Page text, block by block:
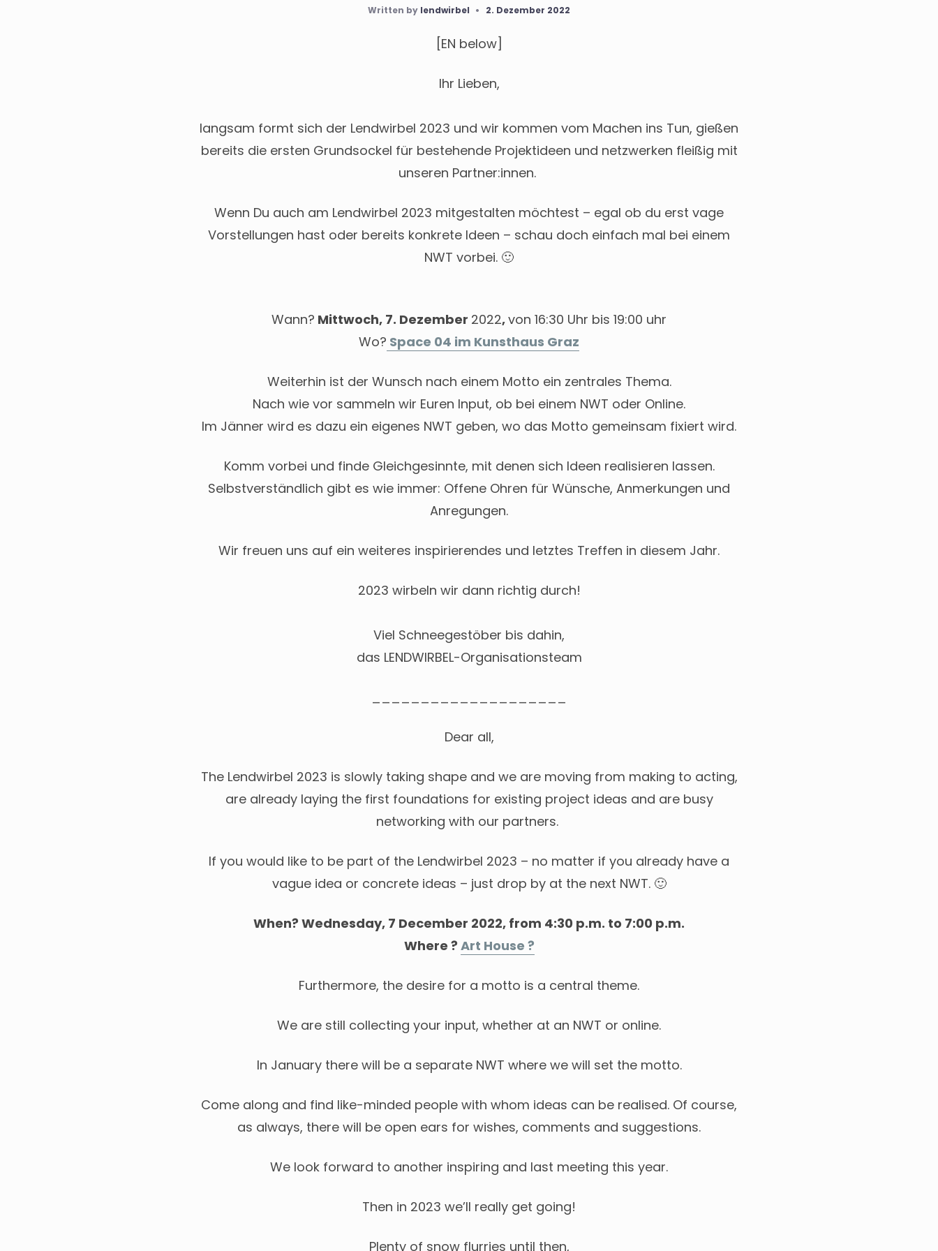
Written by lendwirbel • 2. Dezember 2022
[EN below]
Ihr Lieben,
langsam formt sich der Lendwirbel 2023 und wir kommen vom Machen ins Tun, gießen
bereits die ersten Grundsockel für bestehende Projektideen und netzwerken fleißig mit
unseren Partner:innen.
Wenn Du auch am Lendwirbel 2023 mitgestalten möchtest – egal ob du erst vage
Vorstellungen hast oder bereits konkrete Ideen – schau doch einfach mal bei einem
NWT vorbei. 🙂
Wann? Mittwoch, 7. Dezember 2022,von 16:30 Uhr bis 19:00 uhr
Wo? Space 04 im Kunsthaus Graz
Weiterhin ist der Wunsch nach einem Motto ein zentrales Thema.
Nach wie vor sammeln wir Euren Input, ob bei einem NWT oder Online.
Im Jänner wird es dazu ein eigenes NWT geben, wo das Motto gemeinsam fixiert wird.
Komm vorbei und finde Gleichgesinnte, mit denen sich Ideen realisieren lassen.
Selbstverständlich gibt es wie immer: Offene Ohren für Wünsche, Anmerkungen und
Anregungen.
Wir freuen uns auf ein weiteres inspirierendes und letztes Treffen in diesem Jahr.
2023 wirbeln wir dann richtig durch!
Viel Schneegestöber bis dahin,
das LENDWIRBEL-Organisationsteam
Dear all,
The Lendwirbel 2023 is slowly taking shape and we are moving from making to acting,
are already laying the first foundations for existing project ideas and are busy
networking with our partners.
If you would like to be part of the Lendwirbel 2023 – no matter if you already have a
vague idea or concrete ideas – just drop by at the next NWT. 🙂
When? Wednesday, 7 December 2022, from 4:30 p.m. to 7:00 p.m.
Where ? Art House ?
Furthermore, the desire for a motto is a central theme.
We are still collecting your input, whether at an NWT or online.
In January there will be a separate NWT where we will set the motto.
Come along and find like-minded people with whom ideas can be realised. Of course,
as always, there will be open ears for wishes, comments and suggestions.
We look forward to another inspiring and last meeting this year.
Then in 2023 we’ll really get going!
Plenty of snow flurries until then,